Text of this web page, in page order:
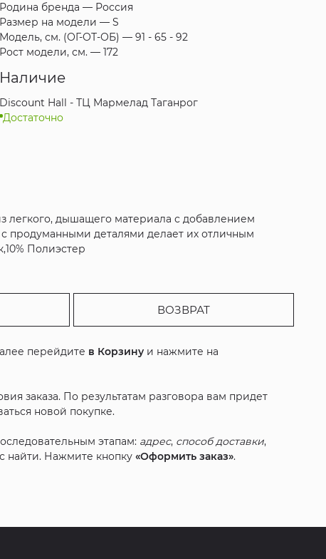
Родина бренда — Россия
Размер на модели — S
Модель, см. (ОГ-ОТ-ОБ) — 91 - 65 - 92
Рост модели, см. — 172
Наличие
Discount Hall - ТЦ Мармелад Таганрог
Достаточно
легкого, дышащего материала с добавлением
продуманными деталями делает их отличным
Полиэстер
ВОЗВРАТ
перейдите в Корзину и нажмите на
заказа. По результатам разговора вам придет
новой покупке.
этапам: адрес, способ доставки,
найти. Нажмите кнопку«Оформить заказ».